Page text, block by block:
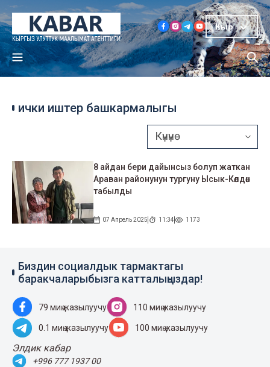
Кыр
ички иштер башкармалыгы
8 айдан бери дайынсыз болуп жаткан
Араван районунун тургуну Ысык-Көлдөн
табылды
07 Апрель 2025 11:34 1173
Биздин социалдык тармактагы
баракчаларыбызга катталыңыздар!
79 миң жазылуучу 110 миң жазылуучу
0.1 миң жазылуучу 100 миң жазылуучу
Элдик кабар
+996 777 1937 00